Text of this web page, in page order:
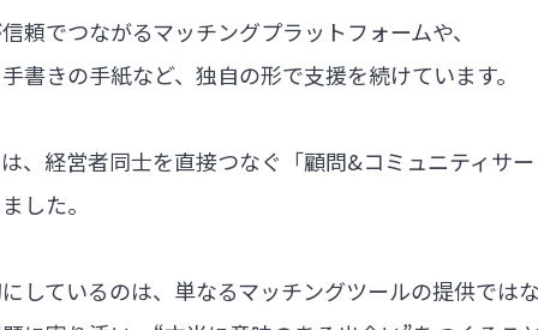
頼でつながるマッチングプラットフォームや、
書きの手紙など、独自の形で支援を続けています。
、経営者同士を直接つなぐ「顧問&コミュニティサ
した。
しているのは、単なるマッチングツールの提供では